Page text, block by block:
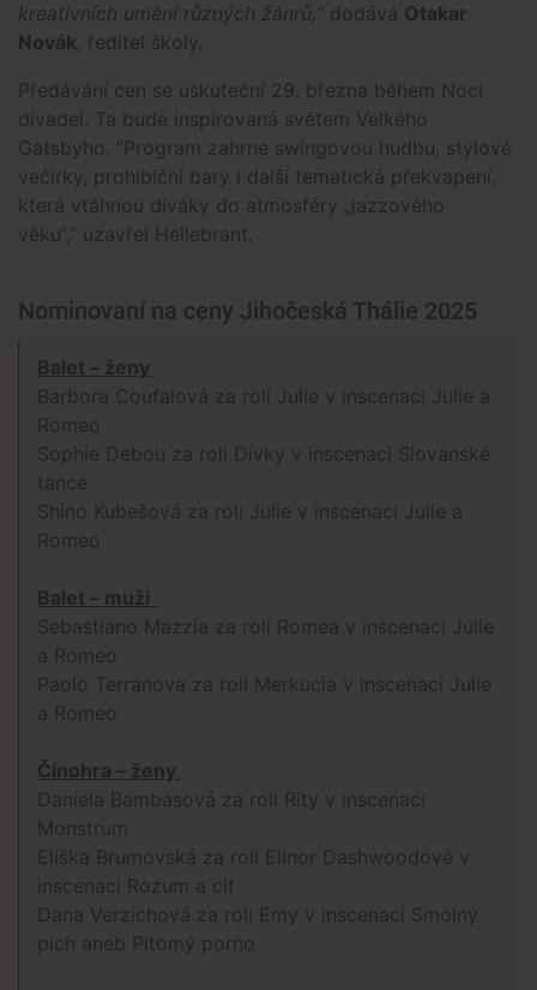
kreativních umění různých žánrů,“ dodává Otakar
Novák, ředitel školy.
Předávání cen se uskuteční 29. března během Noci
divadel. Ta bude inspirovaná světem Velkého
Gatsbyho. “Program zahrne swingovou hudbu, stylové
večírky, prohibiční bary i další tematická překvapení,
která vtáhnou diváky do atmosféry „jazzového
věku“,” uzavřel Hellebrant.
Nominovaní na ceny Jihočeská Thálie 2025
Balet – ženy
Barbora Coufalová za roli Julie v inscenaci Julie a
Romeo
Sophie Debou za roli Dívky v inscenaci Slovanské
tance
Shino Kubešová za roli Julie v inscenaci Julie a
Romeo
Balet – muži
Sebastiano Mazzia za roli Romea v inscenaci Julie
a Romeo
Paolo Terranova za roli Merkucia v inscenaci Julie
a Romeo
Činohra – ženy
Daniela Bambasová za roli Rity v inscenaci
Monstrum
Eliška Brumovská za roli Elinor Dashwoodové v
inscenaci Rozum a cit
Dana Verzichová za roli Emy v inscenaci Smolný
pich aneb Pitomý porno